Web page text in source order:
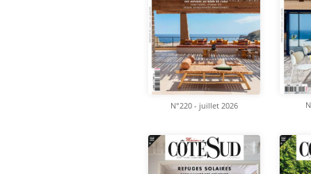
N°220 - juillet 2026